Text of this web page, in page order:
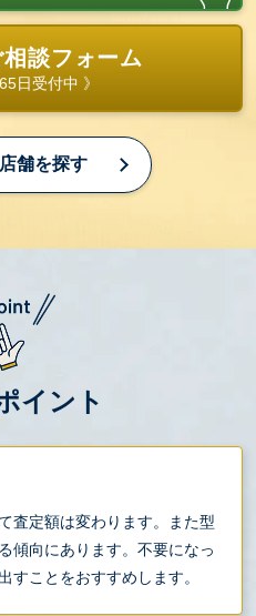
談フォーム
日受付中 》
舗を探す
イント
査定額は変わります。また型
傾向にあります。不要になっ
すことをおすすめします。